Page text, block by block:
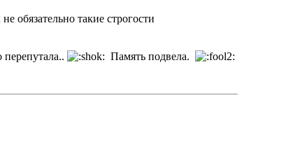
обязательно такие строгости
Память подвела.